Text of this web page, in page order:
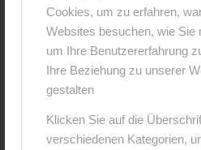
Cookies, um zu erfahren,
Websites besuchen, wie Sie
um Ihre Benutzererfahrung
Ihre Beziehung zu unserer
gestalten
Klicken Sie auf die
verschiedenen Kategorien,